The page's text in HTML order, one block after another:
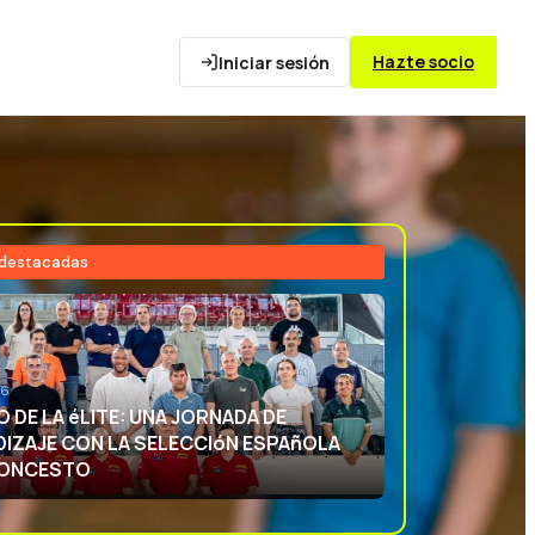
Iniciar sesión Hazte socio
DEPORTIVA: APRENDIENDO CON
ESPAñOLA DE BALONCESTO